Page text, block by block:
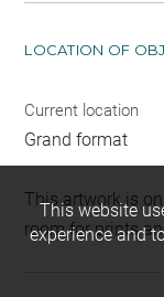
LOCATION OF
Current location
Grand format
This artwork is
room for prints
This website
experience and